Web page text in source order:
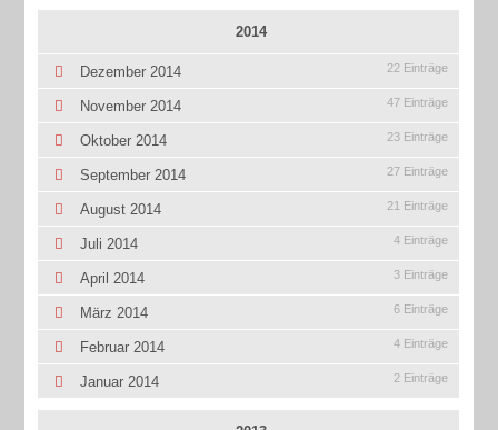
2014
Dezember 2014 22 Einträge
November 2014 47 Einträge
Oktober 2014 23 Einträge
September 2014 27 Einträge
August 2014 21 Einträge
Juli 2014 4 Einträge
April 2014 3 Einträge
März 2014 6 Einträge
Februar 2014 4 Einträge
Januar 2014 2 Einträge